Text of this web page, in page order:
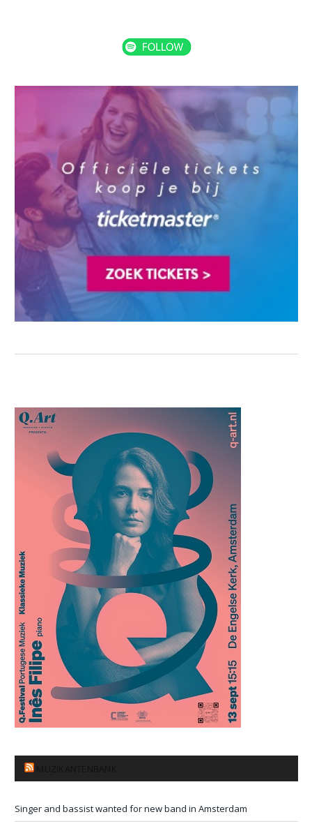
Singer and bassist wanted for new band in Amsterdam